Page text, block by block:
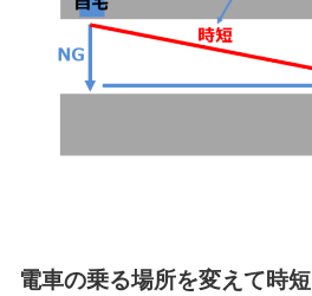
電車の乗る場所を変えて時短